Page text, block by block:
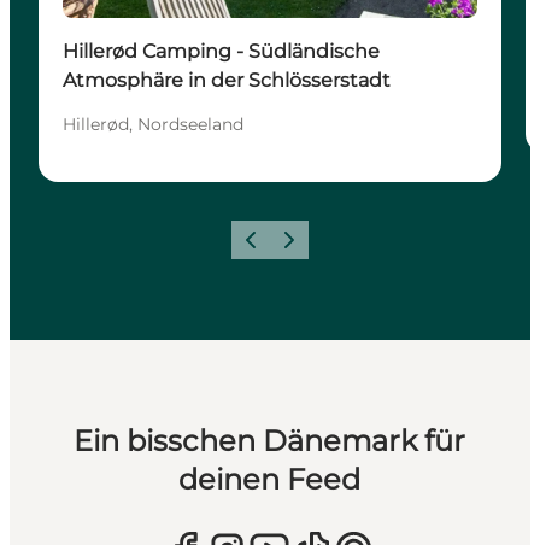
Hillerød Camping - Südländische
Atmosphäre in der Schlösserstadt
Hillerød, Nordseeland
ZurückWeiter
Ein bisschen Dänemark für
deinen Feed